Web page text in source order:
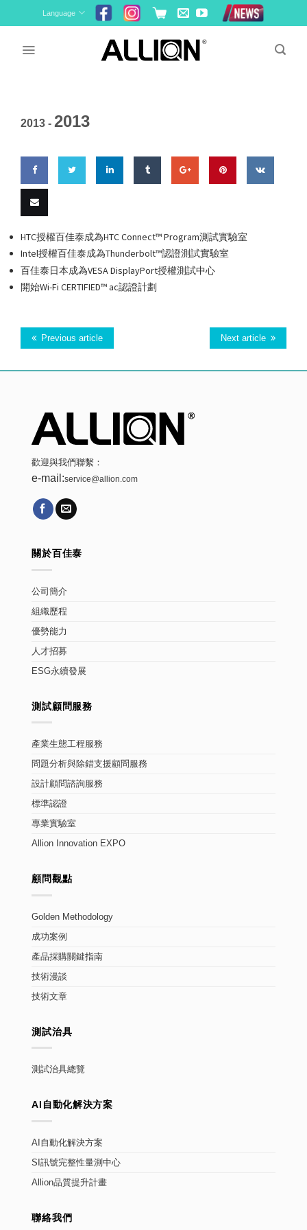
to
Language
2013 - 2013
Share
FacebookTwitter LinkedIn Tumblr Google
Plus
this
HTC授權百佳泰成為HTC Connect™ Program測試實驗室
Intel授權百佳泰成為Thunderbolt™認證測試實驗室
百佳泰日本成為VESA DisplayPort授權測試中心
開始Wi-Fi CERTIFIED™ ac認證計劃
Next article
Previous article
歡迎與我們聯繫：
e-mail:service@allion.com
關於百佳泰
公司簡介
組織歷程
優勢能力
人才招募
ESG永續發展
測試顧問服務
產業生態工程服務
問題分析與除錯支援顧問服務
設計顧問諮詢服務
標準認證
專業實驗室
Allion Innovation EXPO
顧問觀點
Golden Methodology
成功案例
產品採購關鍵指南
技術漫談
技術文章
測試治具
測試治具總覽
AI自動化解決方案
AI自動化解決方案
SI訊號完整性量測中心
Allion品質提升計畫
聯絡我們